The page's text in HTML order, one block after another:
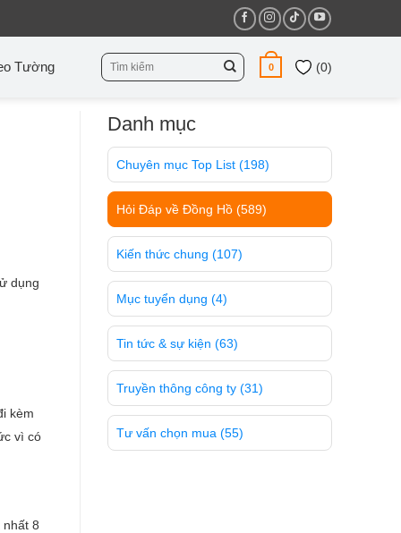
Tường
Tìm
kiếm:
0 (0)
dụng
kèm
vì có
8
Danh mục
Chuyên mục Top List (198)
Hỏi Đáp về Đồng Hồ (589)
Kiến thức chung (107)
Mục tuyển dụng (4)
Tin tức & sự kiện (63)
Truyền thông công ty (31)
Tư vấn chọn mua (55)